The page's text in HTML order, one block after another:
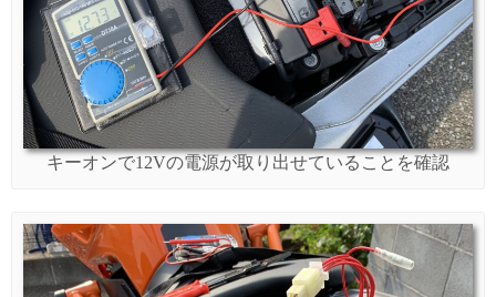
キーオンで12Vの電源が取り出せていることを確認